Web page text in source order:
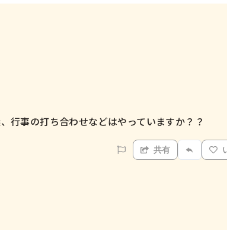
行事の打ち合わせなどはやっていますか？？
共有